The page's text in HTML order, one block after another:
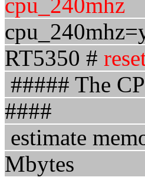
RT5350 #
##### The
estimate